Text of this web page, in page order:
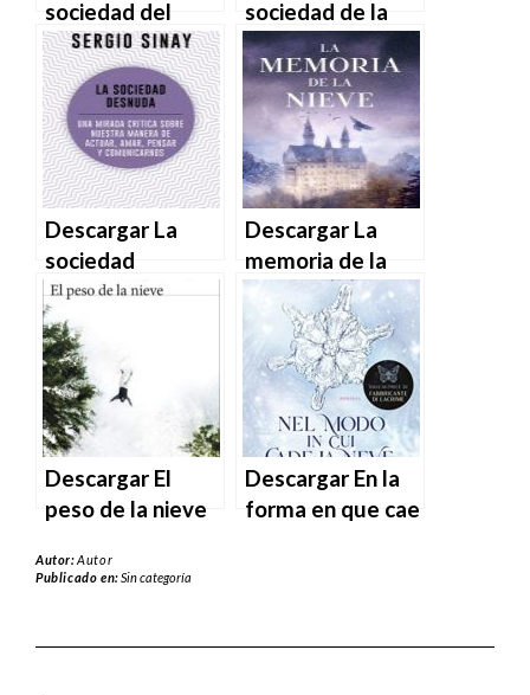
sociedad del
desconocimiento
de Daniel
Innerarity en
EPUB | PDF |
MOBI
sociedad de la
intolerancia de
Fernando
Vallespín en
EPUB | PDF |
MOBI
Descargar La
sociedad
desnuda de
Sergio Sinay en
EPUB | PDF |
MOBI
Descargar La
memoria de la
nieve de Danielle
Trussoni en EPUB
| PDF | MOBI
Descargar El
peso de la nieve
Poliquin en EPUB
Descargar En la
forma en que cae
Autor:Autor
Publicado en: Sin categoría